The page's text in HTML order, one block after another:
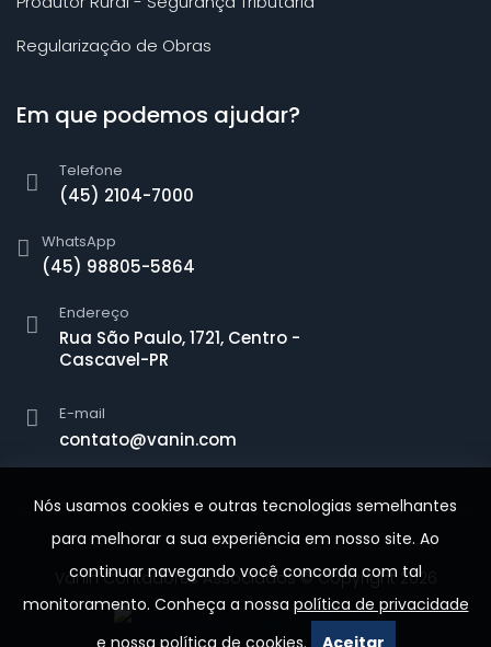
Regularização de Obras
Em que podemos ajudar?
Telefone
(45) 2104-7000
WhatsApp
(45) 98805-5864
Endereço
Rua São Paulo, 1721, Centro -
Cascavel-PR
E-mail
contato@vanin.com
Vanin Contadores Associados © Copyright 2026
Nós usamos cookies e outras tecnologias semelhantes
para melhorar a sua experiência em nosso site. Ao
continuar navegando você concorda com tal
monitoramento. Conheça a nossa política de privacidade
e nossa política de cookies. Aceitar